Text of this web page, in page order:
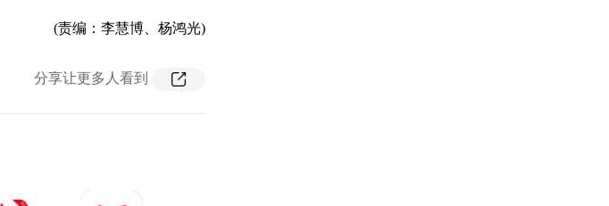
(责编：李慧博、杨鸿光)
分享让更多人看到